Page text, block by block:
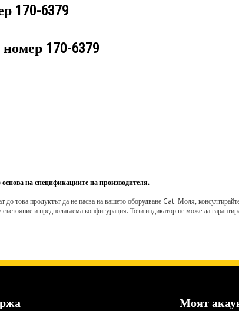
170-6379
номер 170-6379
на спецификациите на производителя.
това продуктът да не пасва на вашето оборудване Cat. Моля,
и предполагаема конфигурация. Този индикатор не може да
Моят